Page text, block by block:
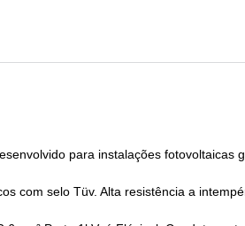
para instalações fotovoltaicas
com selo Tüv. Alta resistência a